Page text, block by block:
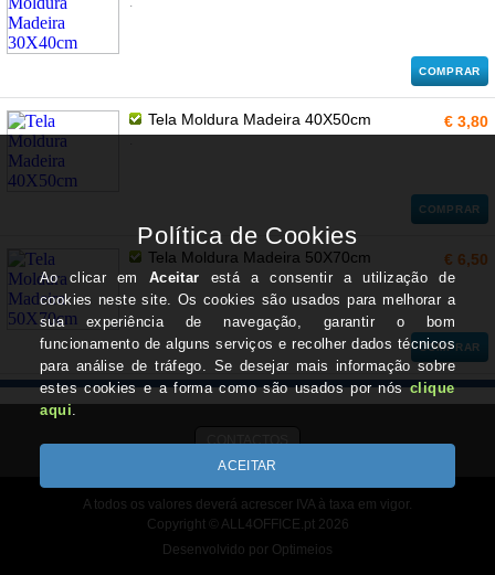
COMPRAR
Tela Moldura Madeira 40X50cm € 3,80
COMPRAR
Tela Moldura Madeira 50X70cm
.
€ 6,50
COMPRAR
CONTACTOS
A todos os valores deverá acrescer IVA à taxa em vigor.
Copyright © ALL4OFFICE.pt 2026
Desenvolvido por Optimeios